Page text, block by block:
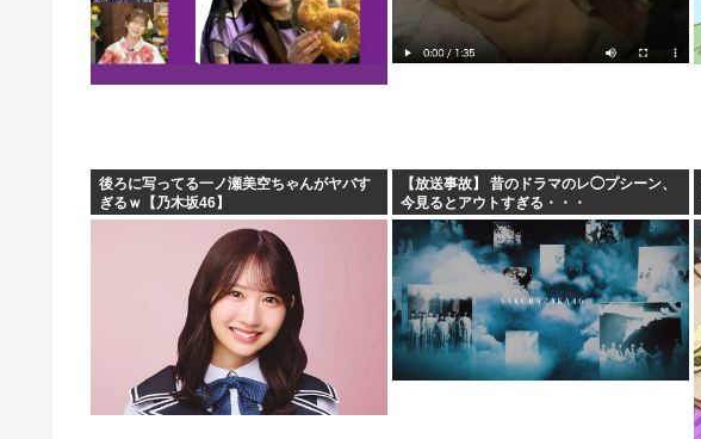
後ろに写ってる一ノ瀬美空ちゃんがヤバす
ぎるｗ【乃木坂46】
【放送事故】 昔のドラマのレ◯プシーン、
今見るとアウトすぎる・・・